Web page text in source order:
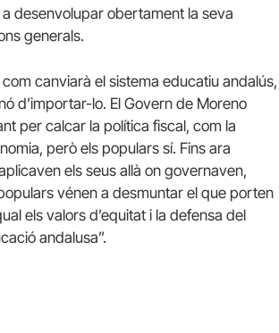
desenvolupar obertament la seva
generals.
canviarà el sistema educatiu andalús,
d’importar-lo. El Govern de Moreno
per calcar la política fiscal, com la
però els populars sí. Fins ara
els seus allà on governaven,
vénen a desmuntar el que porten
els valors d’equitat i la defensa del
andalusa”.